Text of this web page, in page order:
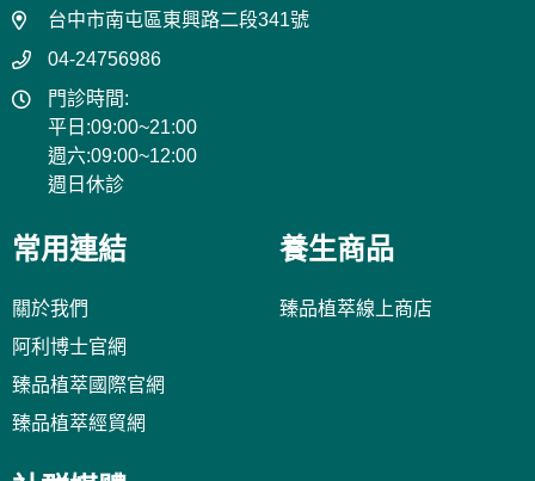
台中市南屯區東興路二段341號
04-24756986
門診時間:
平日:09:00~21:00
週六:09:00~12:00
週日休診
常用連結
關於我們
阿利博士官網
臻品植萃國際官網
臻品植萃經貿網
養生商品
臻品植萃線上商店